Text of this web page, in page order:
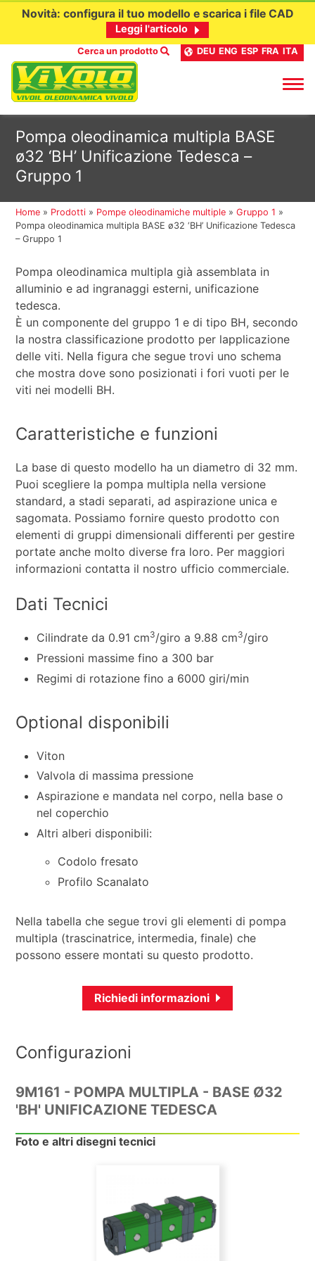
contenuto
Novità: configura il tuo modello e scarica i file CAD
Leggi l'articolo
Cerca un prodotto DEU ENG ESP FRA ITA
Pompa oleodinamica multipla BASE
ø32 ‘BH’ Unificazione Tedesca –
Gruppo 1
Home » Prodotti » Pompe oleodinamiche multiple »Gruppo 1 »
Pompa oleodinamica multipla BASE ø32 ‘BH’ Unificazione Tedesca
– Gruppo 1
Pompa oleodinamica multipla già assemblata in
alluminio e ad ingranaggi esterni, unificazione
tedesca.
È un componente del gruppo 1 e di tipo BH, secondo
la nostra classificazione prodotto per lapplicazione
delle viti. Nella figura che segue trovi uno schema
che mostra dove sono posizionati i fori vuoti per le
viti nei modelli BH.
Caratteristiche e funzioni
La base di questo modello ha un diametro di 32 mm.
Puoi scegliere la pompa multipla nella versione
standard, a stadi separati, ad aspirazione unica e
sagomata. Possiamo fornire questo prodotto con
elementi di gruppi dimensionali differenti per gestire
portate anche molto diverse fra loro. Per maggiori
informazioni contatta il nostro ufficio commerciale.
Dati Tecnici
Cilindrate da 0.91 cm3/giro a 9.88 cm3/giro
Pressioni massime fino a 300 bar
Regimi di rotazione fino a 6000 giri/min
Optional disponibili
Viton
Valvola di massima pressione
Aspirazione e mandata nel corpo, nella base o
nel coperchio
Altri alberi disponibili:
Codolo fresato
Profilo Scanalato
Nella tabella che segue trovi gli elementi di pompa
multipla (trascinatrice, intermedia, finale) che
possono essere montati su questo prodotto.
Richiedi informazioni
Configurazioni
9M161 - POMPA MULTIPLA - BASE Ø32
'BH' UNIFICAZIONE TEDESCA
Foto e altri disegni tecnici